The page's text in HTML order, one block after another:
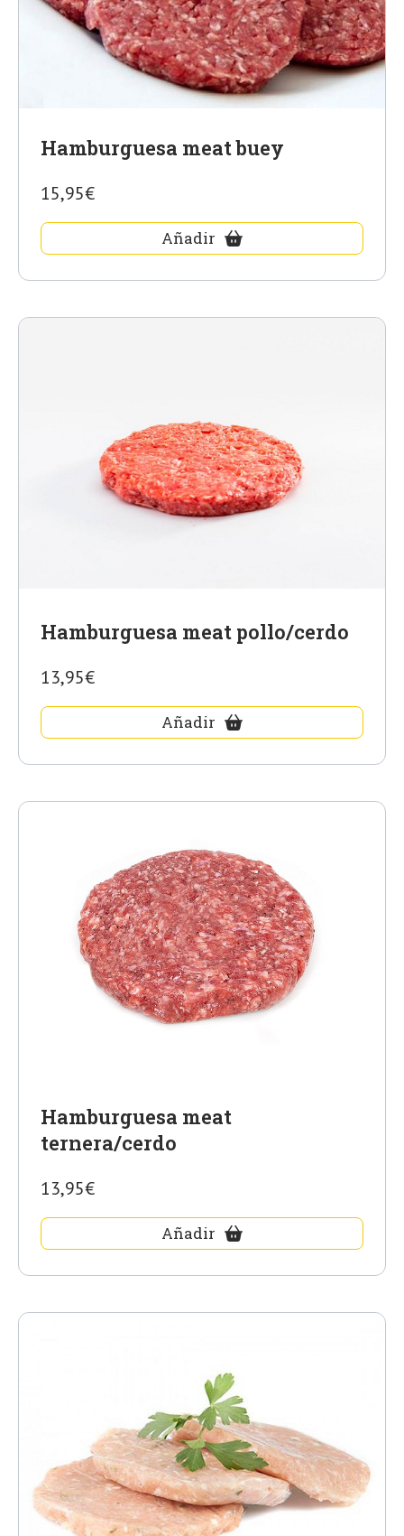
Hamburguesa meat buey
15,95€
Añadir
Hamburguesa meat pollo/cerdo
13,95€
Añadir
Hamburguesa meat
ternera/cerdo
13,95€
Añadir